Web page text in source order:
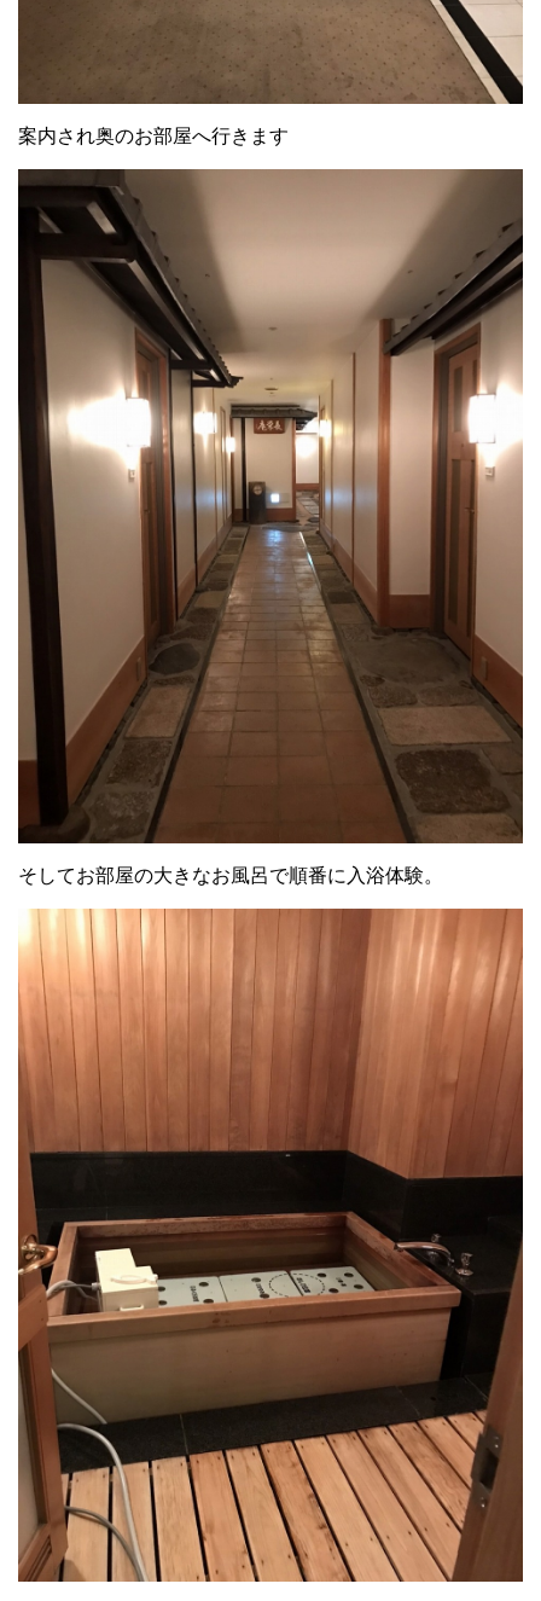
案内され奥のお部屋へ行きます
そしてお部屋の大きなお風呂で順番に入浴体験。